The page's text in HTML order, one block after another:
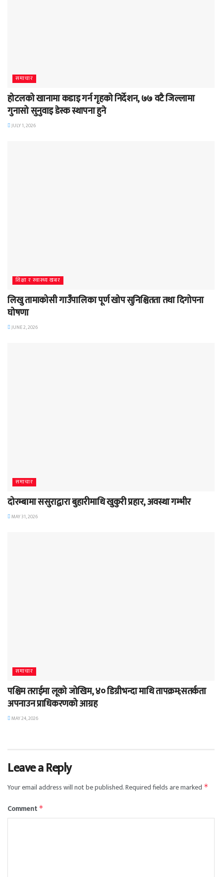
समाचार
होटलको खानामा कडाइ गर्न गृहको निर्देशन, ७७ वटै जिल्लामा
गुनासो सुनुवाइ डेस्क स्थापना हुने
JULY 1, 2026
शिक्षा र स्वास्थ्य खबर
लिखु तामाकोसी गाउँपालिका पूर्ण खोप सुनिश्चितता तथा दिगोपना
घोषणा
JUNE 2, 2026
समाचार
दोरम्बामा ससुराद्वारा बुहारीमाथि खुकुरी प्रहार, अवस्था गम्भीर
MAY 31, 2026
समाचार
पश्चिम तराईमा लूको जोखिम, ४० डिग्रीभन्दा माथि तापक्रम;सतर्कता
अपनाउन प्राधिकरणको आग्रह
MAY 24, 2026
Leave a Reply
Your email address will not be published.Required fields are marked *
Comment *